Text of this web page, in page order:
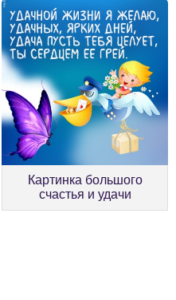
Картинка большого
счастья и удачи